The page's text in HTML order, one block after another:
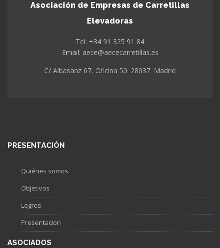
Asociación de Empresas de Carretillas
Elevadoras
Tel: +34 91 325 91 84
Email: aece@aececarretillas.es
C/ Albasanz 67, Oficina 50. 28037. Madrid
PRESENTACIÓN
Quiénes somos
Objetivos
Logros
Presentacion
ASOCIADOS